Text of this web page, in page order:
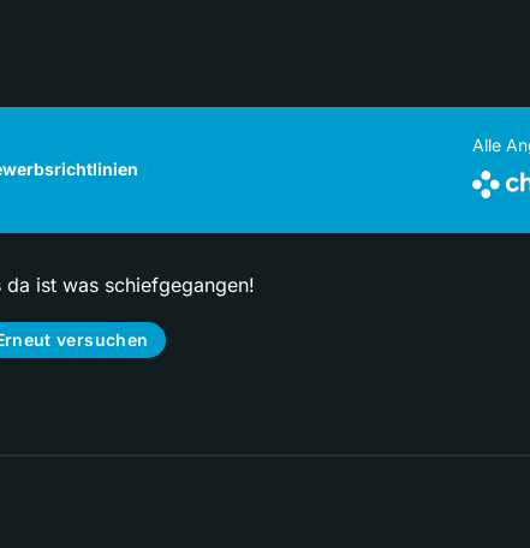
Alle
da ist was schiefgegangen!
versuchen